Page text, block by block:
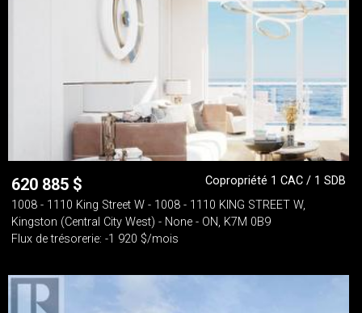
620 885 $
Copropriété 1 CAC / 1 SDB
1008 - 1110 King Street W - 1008 - 1110 KING STREET W,
Kingston (Central City West) - None - ON, K7M 0B9
Flux de trésorerie: -1 920 $/mois